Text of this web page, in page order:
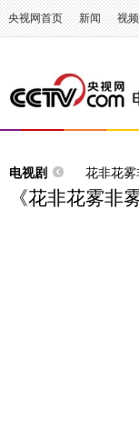
央视网首页 新闻 视频
电视剧 花非花雾
《花非花雾非